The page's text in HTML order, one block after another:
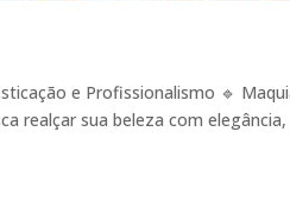
e Profissionalismo 🔹
realçar sua beleza com